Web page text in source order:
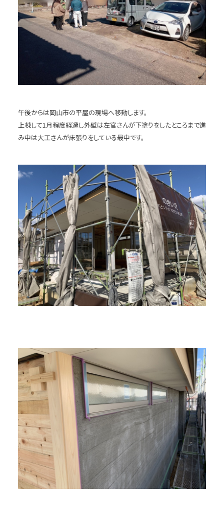
午後からは岡山市の平屋の現場へ移動します。
上棟して1月程度経過し外壁は左官さんが下塗りをしたところまで進
み中は大工さんが床張りをしている最中です。